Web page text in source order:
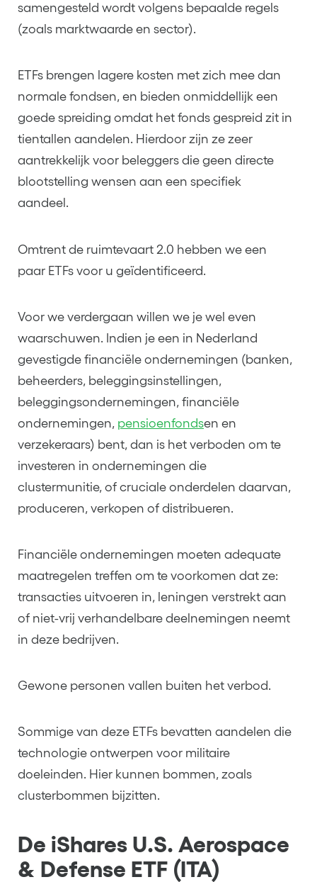
samengesteld wordt volgens bepaalde regels
(zoals marktwaarde en sector).
ETFs brengen lagere kosten met zich mee dan
normale fondsen, en bieden onmiddellijk een
goede spreiding omdat het fonds gespreid zit in
tientallen aandelen. Hierdoor zijn ze zeer
aantrekkelijk voor beleggers die geen directe
blootstelling wensen aan een specifiek
aandeel.
Omtrent de ruimtevaart 2.0 hebben we een
paar ETFs voor u geïdentificeerd.
Voor we verdergaan willen we je wel even
waarschuwen. Indien je een in Nederland
gevestigde financiële ondernemingen (banken,
beheerders, beleggingsinstellingen,
beleggingsondernemingen, financiële
ondernemingen, pensioenfondsen en
verzekeraars) bent, dan is het verboden om te
investeren in ondernemingen die
clustermunitie, of cruciale onderdelen daarvan,
produceren, verkopen of distribueren.
Financiële ondernemingen moeten adequate
maatregelen treffen om te voorkomen dat ze:
transacties uitvoeren in, leningen verstrekt aan
of niet-vrij verhandelbare deelnemingen neemt
in deze bedrijven.
Gewone personen vallen buiten het verbod.
Sommige van deze ETFs bevatten aandelen die
technologie ontwerpen voor militaire
doeleinden. Hier kunnen bommen, zoals
clusterbommen bijzitten.
De iShares U.S. Aerospace
& Defense ETF (ITA)